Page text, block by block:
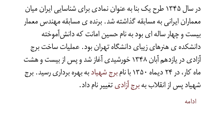
در سال ۱۳۴۵ طرح یک بنا به عنوان نمادی برای شناسایی ایران میان
معماران ایرانی به مسابقه گذاشته شد‪.‬ برنده ی مسابقه مهندس معمار
بیست و چهار ساله ای بود به نام حسین امانت که دانش‌آموخته
دانشکده ی هنرهای زیبای دانشگاه تهران بود. عملیات ساخت برج
آزادی در یازدهم آبان ۱۳۴۸ خورشیدی آغاز شد و پس از بیست و هشت
ماه کار، در ۲۴ دیماه ۱۳۵۰ با نام برج شهیادبه بهره برداری رسید. برج
شهیاد پس از انقلاب بهبرج آزادیتغییر نام داد.
ادامه